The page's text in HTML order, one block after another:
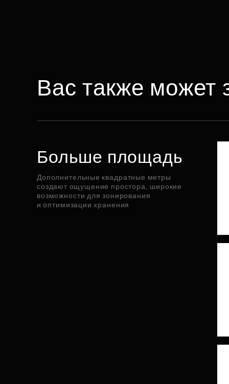
Вас также может
Больше площадь
Дополнительные квадратные метры
создают ощущение простора, широкие
возможности для зонирования
и оптимизации хранения